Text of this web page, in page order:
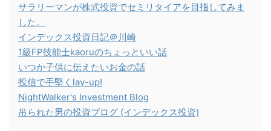
サラリーマンが株式投資でセミリタイアを目指してみま
した。
インデックス投資日記＠川崎
1級FP技能士kaoruのちょっといい話
いつか子供に伝えたいお金の話
投信で手堅くlay-up!
NightWalker's Investment Blog
吊られた男の投資ブログ (インデックス投資)